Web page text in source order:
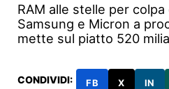
RAM alle stelle per
Samsung e Micron a
mette sul piatto 520
CONDIVIDI: FB X IN